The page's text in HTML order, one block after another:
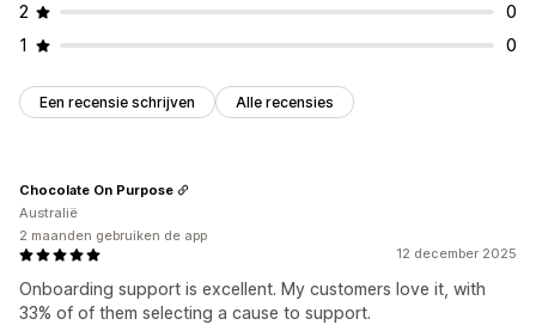
2
0
1
0
Een recensie schrijven Alle recensies
12 december 2025
Onboarding support is excellent. My customers love it, with
33% of of them selecting a cause to support.
Chocolate On Purpose
Australië
2 maanden gebruiken de app